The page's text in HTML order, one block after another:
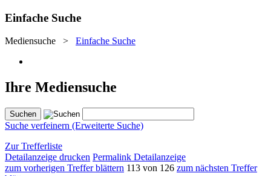
Einfache Suche
Mediensuche > Einfache Suche
Ihre Mediensuche
Suche verfeinern (Erweiterte Suche)
Zur Trefferliste
Detailanzeige drucken Permalink Detailanzeige
zum vorherigen Treffer blättern 113 von 126 zum nächsten Treffer